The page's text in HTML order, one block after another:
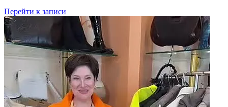
Перейти к записи